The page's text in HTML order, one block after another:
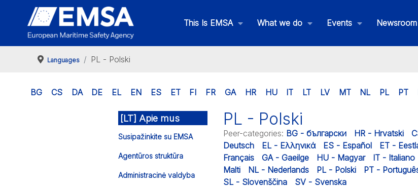
This Is EMSA What we do Events Newsroom
Languages PL - Polski
BG CS DA DE EL EN ES ET FI FR GA HR HU IT LT LV MT NL PL PT
[LT] Apie mus
Susipažinkite su EMSA
Agentūros struktūra
Administracinė valdyba
PL - Polski
Peer-categories: BG - български HR - Hrvatski
Deutsch
EL - Ελληνικά ES - Español ET -
Français
GA - Gaeilge HU - Magyar IT - Italiano
Malti
NL - Nederlands PL - Polski PT -
SL - Slovenščina
SV - Svenska